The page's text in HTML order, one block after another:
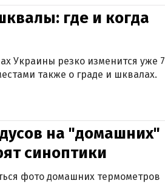
где и когда
Украины резко изменится уже 7
также о граде и шквалах.
на "домашних"
синоптики
фото домашних термометров